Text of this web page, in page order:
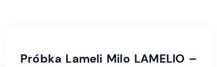
Próbka Lameli Milo LAMELIO –